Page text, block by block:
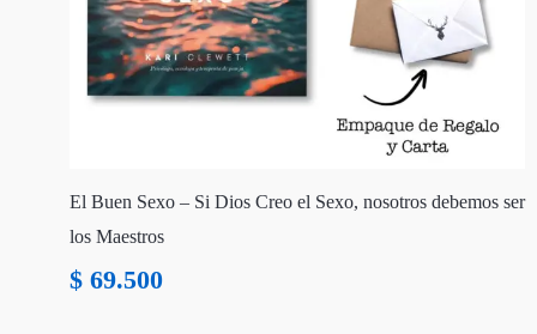
El Buen Sexo – Si Dios Creo el Sexo, nosotros debemos ser
los Maestros
$ 69.500